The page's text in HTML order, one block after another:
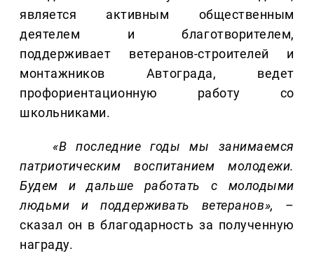
является активным общественным
деятелем и благотворителем,
поддерживает ветеранов-строителей и
монтажников Автограда, ведет
профориентационную работу со
школьниками.
«В последние годы мы занимаемся
патриотическим воспитанием молодежи.
Будем и дальше работать с молодыми
людьми и поддерживать ветеранов»,
–
сказал он в благодарность за полученную
награду.